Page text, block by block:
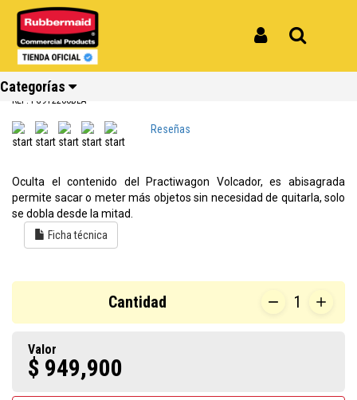
Categorías
Inicio
Productos
Tapa para Practiwagon Volcador de 400 litros Negro FG9T2200BLA
Tapa para Practiwagon Volcador de
400 litros Negro FG9T2200BLA
REF: FG9T2200BLA
Reseñas
Oculta el contenido del Practiwagon Volcador, es abisagrada
permite sacar o meter más objetos sin necesidad de quitarla, solo
se dobla desde la mitad.
Ficha técnica
Cantidad 1
Valor
$ 949,900
los
productos
Reciclaje
los
productos
Limpieza
los
productos
Carros
los
productos
Amoblamiento
los
productos
Cocina
los
productos
Repuestos